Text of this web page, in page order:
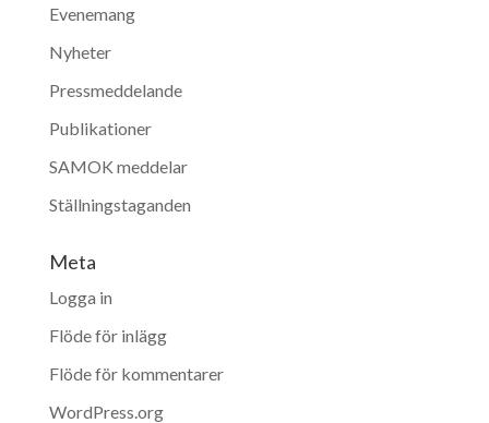
Evenemang
Nyheter
Pressmeddelande
Publikationer
SAMOK meddelar
Ställningstaganden
Meta
Logga in
Flöde för inlägg
Flöde för kommentarer
WordPress.org